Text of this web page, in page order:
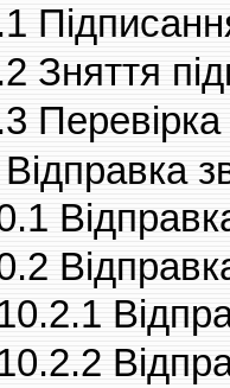
Зняття
Перевірка